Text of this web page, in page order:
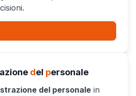
del personale
del personale in